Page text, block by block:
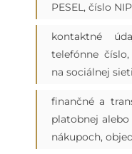
PESEL, číslo
kontaktné
telefónne
na sociálnej
finančné a
platobnej
nákupoch,